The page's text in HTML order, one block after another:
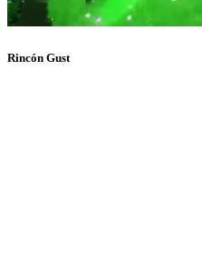
Rincón Gust